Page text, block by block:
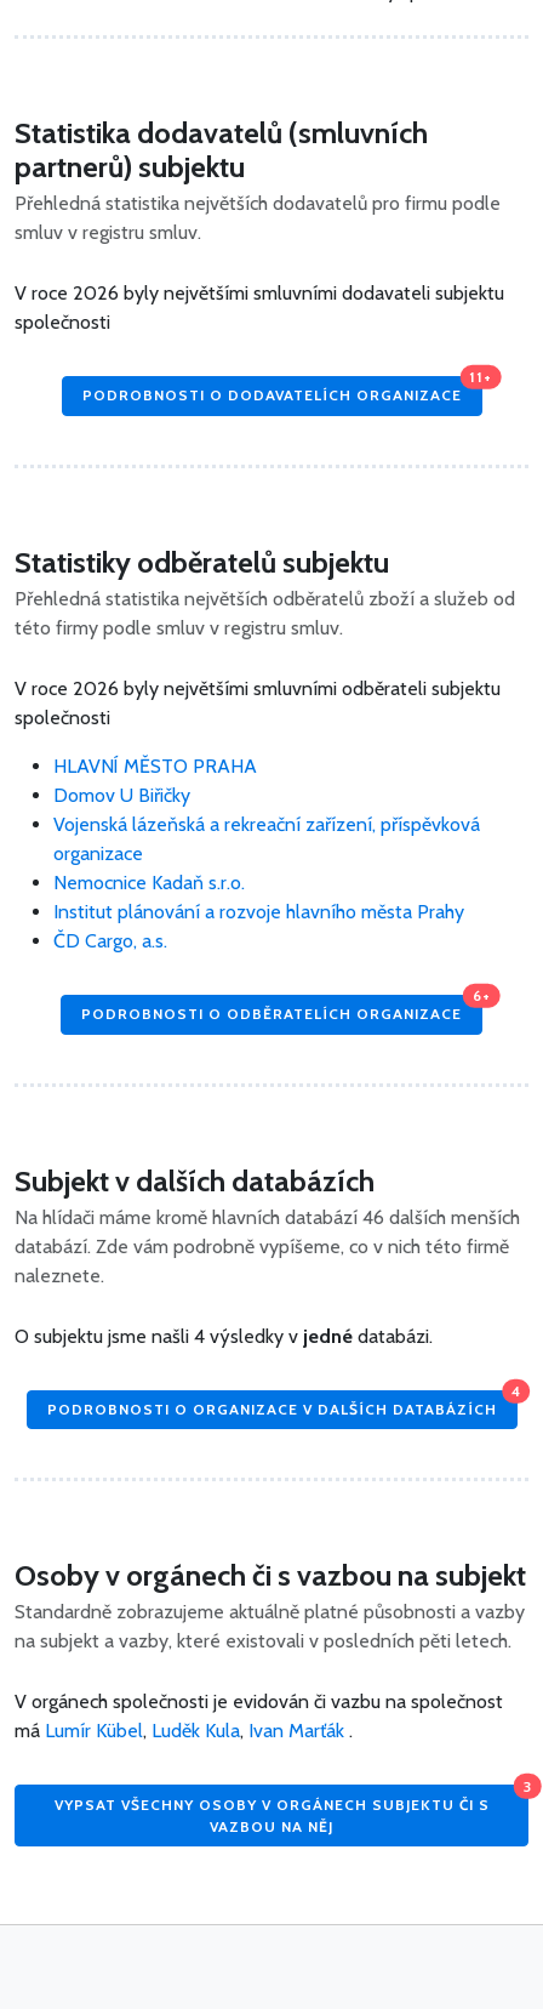
Statistika dodavatelů (smluvních
partnerů) subjektu
Přehledná statistika největších dodavatelů pro firmu podle
smluv v registru smluv.
V roce 2026 byly největšími smluvními dodavateli subjektu
společnosti
PODROBNOSTI O DODAVATELÍCH ORGANIZACE
11+
Statistiky odběratelů subjektu
Přehledná statistika největších odběratelů zboží a služeb od
této firmy podle smluv v registru smluv.
V roce 2026 byly největšími smluvními odběrateli subjektu
společnosti
HLAVNÍ MĚSTO PRAHA
Domov U Biřičky
Vojenská lázeňská a rekreační zařízení, příspěvková
organizace
Nemocnice Kadaň s.r.o.
Institut plánování a rozvoje hlavního města Prahy
ČD Cargo, a.s.
PODROBNOSTI O ODBĚRATELÍCH ORGANIZACE
6+
Subjekt v dalších databázích
Na hlídači máme kromě hlavních databází 46 dalších menších
databází. Zde vám podrobně vypíšeme, co v nich této firmě
naleznete.
O subjektu jsme našli 4 výsledky v jedné databázi.
PODROBNOSTI O ORGANIZACE V DALŠÍCH DATABÁZÍCH
4
Osoby v orgánech či s vazbou na subjekt
Standardně zobrazujeme aktuálně platné působnosti a vazby
na subjekt a vazby, které existovali v posledních pěti letech.
V orgánech společnosti je evidován či vazbu na společnost
má Lumír Kübel, Luděk Kula, Ivan Marťák .
VYPSAT VŠECHNY OSOBY V ORGÁNECH SUBJEKTU ČI S
VAZBOU NA NĚJ
3